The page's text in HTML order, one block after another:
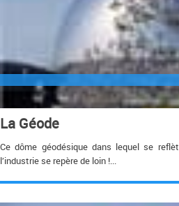
La Géode
Ce dôme géodésique dans lequel se
l’industrie se repère de loin !...